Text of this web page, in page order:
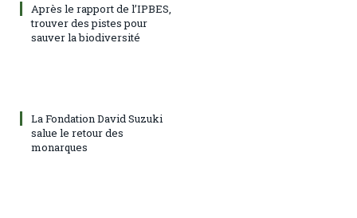
Après le rapport de l’IPBES,
trouver des pistes pour
sauver la biodiversité
La Fondation David Suzuki
salue le retour des
monarques